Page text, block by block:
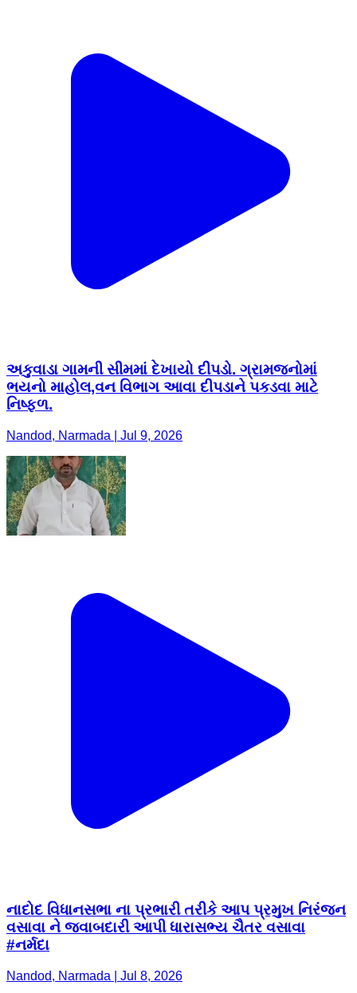
અકુવાડા ગામની સીમમાં દેખાયો દીપડો. ગ્રામજનોમાં
ભયનો માહોલ,વન વિભાગ આવા દીપડાને પકડવા માટે
નિષ્ફળ.
Nandod, Narmada | Jul 9, 2026
નાદોદ વિધાનસભા ના પ્રભારી તરીકે આપ પ્રમુખ નિરંજન
વસાવા ને જવાબદારી આપી ધારાસભ્ય ચૈતર વસાવા
#નર્મદા
Nandod, Narmada | Jul 8, 2026